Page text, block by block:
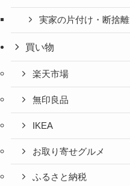
実家の片付け・断捨離
買い物
楽天市場
無印良品
IKEA
お取り寄せグルメ
ふるさと納税